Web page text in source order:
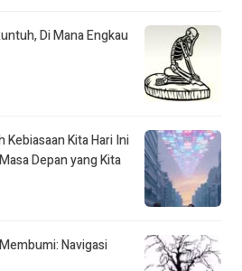
Di Mana Engkau
Kebiasaan Kita Hari Ini
Depan yang Kita
Navigasi